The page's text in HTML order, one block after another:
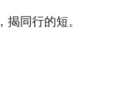
揭同行的短。